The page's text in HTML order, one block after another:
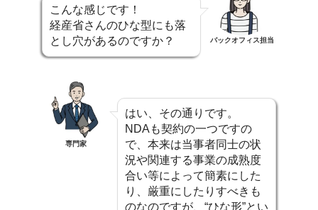
こんな感じです！
経産省さんのひな型にも落
とし穴があるのですか？
バックオフィス担当
専門家
はい、その通りです。
NDAも契約の一つですの
で、本来は当事者同士の状
況や関連する事業の成熟度
合い等によって簡素にした
り、厳重にしたりすべきも
のなのですが、“ひな形”とい